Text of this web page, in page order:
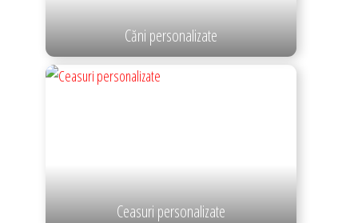
Căni personalizate
Ceasuri personalizate